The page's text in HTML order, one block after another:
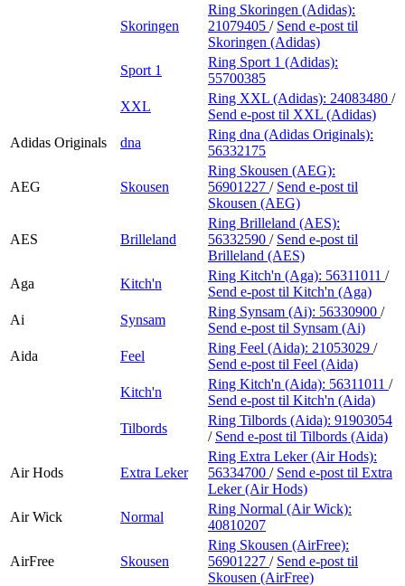
Skoringen
Ring Skoringen (Adidas):
21079405 / Send e-post til
Skoringen (Adidas)
Sport 1
Ring Sport 1 (Adidas):
55700385
XXL
Ring XXL (Adidas): 24083480 /
Send e-post til XXL (Adidas)
Adidas Originals
dna
Ring dna (Adidas Originals):
56332175
AEG Skousen
Ring Skousen (AEG):
56901227 / Send e-post til
Skousen (AEG)
AES Brilleland
Ring Brilleland (AES):
56332590 / Send e-post til
Brilleland (AES)
Aga
Kitch'n
Ring Kitch'n (Aga): 56311011 /
Send e-post til Kitch'n (Aga)
Ai
Synsam
Ring Synsam (Ai): 56330900 /
Send e-post til Synsam (Ai)
Aida
Feel
Ring Feel (Aida): 21053029 /
Send e-post til Feel (Aida)
Kitch'n
Ring Kitch'n (Aida): 56311011 /
Send e-post til Kitch'n (Aida)
Tilbords
Ring Tilbords (Aida): 91903054
/ Send e-post til Tilbords (Aida)
Air Hods Extra Leker
Ring Extra Leker (Air Hods):
56334700 / Send e-post til Extra
Leker (Air Hods)
Air Wick
Normal
Ring Normal (Air Wick):
40810207
AirFree Skousen
Ring Skousen (AirFree):
56901227 / Send e-post til
Skousen (AirFree)